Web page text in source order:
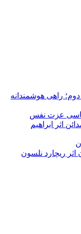
راهی هوشمندانه
عزت نفس
اثر ابراهیم
اثر ریچارد نلسون